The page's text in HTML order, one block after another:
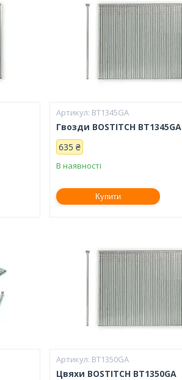
BT1345GA
Гвозди BOSTITCH BT1345GA
635 ₴
В наявності
Купити
BT1350GA
Цвяхи BOSTITCH BT1350GA